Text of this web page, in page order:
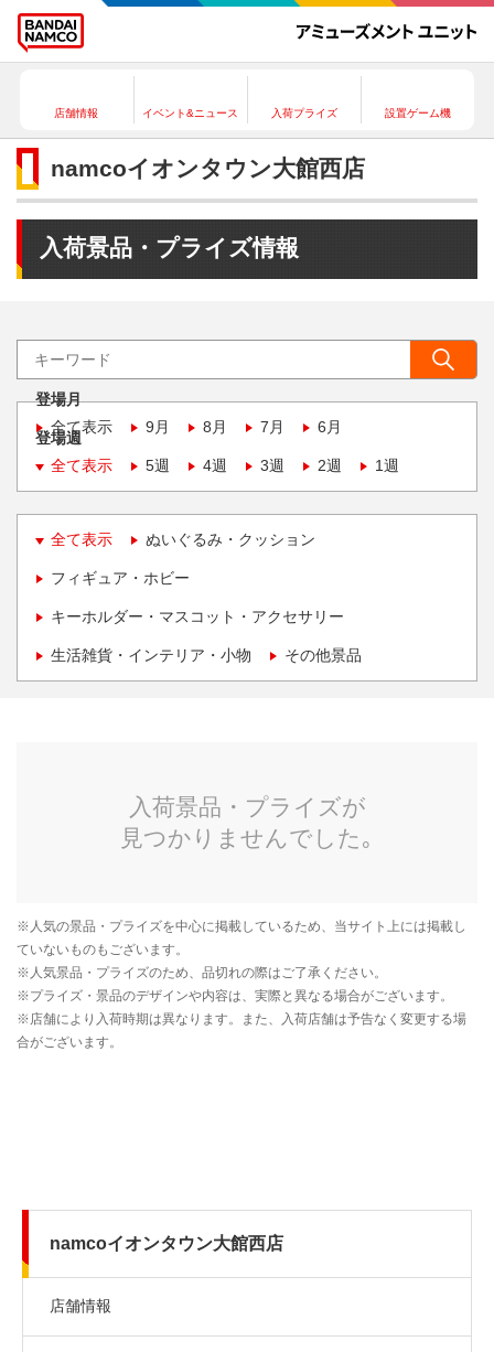
店舗情報 イベント&ニュース 入荷プライズ 設置ゲーム機
namcoイオンタウン大館西店
入荷景品・プライズ情報
登場月
全て表示
9月 8月 7月 6月
登場週
全て表示
5週 4週 3週 2週 1週
全て表示 ぬいぐるみ・クッション
フィギュア・ホビー
キーホルダー・マスコット・アクセサリー
生活雑貨・インテリア・小物 その他景品
namcoイオンタウン大館西店
店舗情報